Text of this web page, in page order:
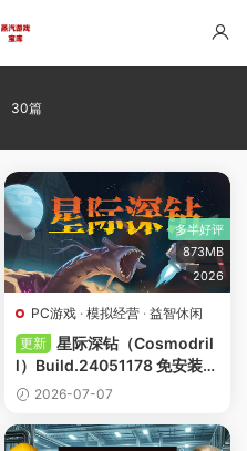
30篇
多半好评
873MB
2026
PC游戏 · 模拟经营 · 益智休闲
更新 星际深钻（Cosmodril
l）Build.24051178 免安装中
文版下载
2026-07-07